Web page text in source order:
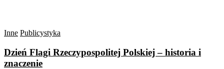
Inne Publicystyka
Dzień Flagi Rzeczypospolitej Polskiej – historia i
znaczenie